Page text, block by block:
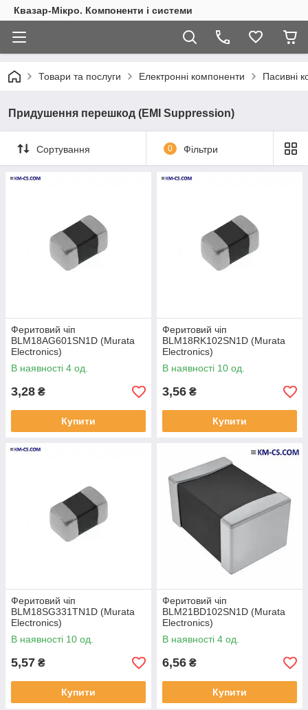
Квазар-Мікро. Компоненти і системи
Товари та послуги Електронні компоненти Пасивні
Придушення перешкод (EMI Suppression)
Сортування 0 Фільтри
Феритовий чіп
BLM18AG601SN1D (Murata
Electronics)
В наявності 4 од.
3,28 ₴
Купити
Феритовий чіп
BLM18RK102SN1D (Murata
Electronics)
В наявності 10 од.
3,56 ₴
Купити
Феритовий чіп
BLM18SG331TN1D (Murata
Electronics)
В наявності 10 од.
5,57 ₴
Купити
Феритовий чіп
BLM21BD102SN1D (Murata
Electronics)
В наявності 4 од.
6,56 ₴
Купити